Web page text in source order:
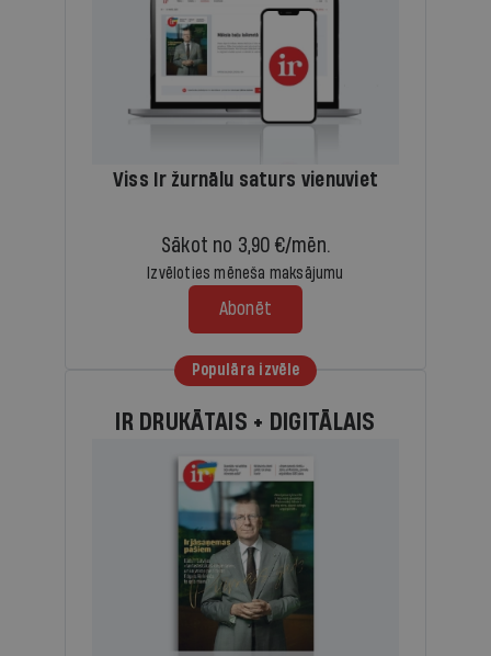
Viss Ir žurnālu saturs vienuviet
Sākot no 3,90 €/mēn.
Izvēloties mēneša maksājumu
Abonēt
Populāra izvēle
IR DRUKĀTAIS + DIGITĀLAIS